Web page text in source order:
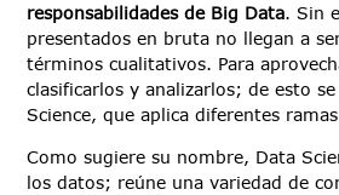
responsabilidades de Big Data. Sin
presentados en bruta no llegan a
términos cualitativos. Para
clasificarlos y analizarlos; de esto
Science, que aplica diferentes
Como sugiere su nombre, Data
los datos; reúne una variedad de